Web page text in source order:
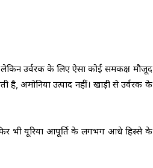
उर्वरक के लिए ऐसा कोई समकक्ष मौजूद
है, अमोनिया उत्पाद नहीं। खाड़ी से उर्वरक के
भी यूरिया आपूर्ति के लगभग आधे हिस्से के